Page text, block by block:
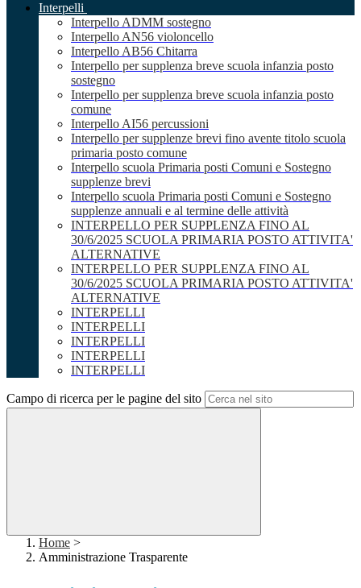
Interpelli
Interpello ADMM sostegno
Interpello AN56 violoncello
Interpello AB56 Chitarra
Interpello per supplenza breve scuola infanzia posto
sostegno
Interpello per supplenza breve scuola infanzia posto
comune
Interpello AI56 percussioni
Interpello per supplenze brevi fino avente titolo scuola
primaria posto comune
Interpello scuola Primaria posti Comuni e Sostegno
supplenze brevi
Interpello scuola Primaria posti Comuni e Sostegno
supplenze annuali e al termine delle attività
INTERPELLO PER SUPPLENZA FINO AL
30/6/2025 SCUOLA PRIMARIA POSTO ATTIVITA'
ALTERNATIVE
INTERPELLO PER SUPPLENZA FINO AL
30/6/2025 SCUOLA PRIMARIA POSTO ATTIVITA'
ALTERNATIVE
INTERPELLI
INTERPELLI
INTERPELLI
INTERPELLI
INTERPELLI
Campo di ricerca per le pagine del sito
Home >
Amministrazione Trasparente